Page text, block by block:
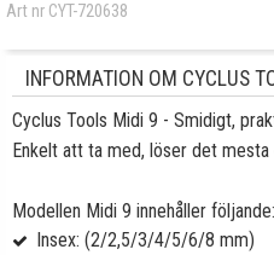
Art nr CYT-720638
INFORMATION OM CYCLUS
Cyclus Tools Midi 9 - Smidigt,
Enkelt att ta med, löser det
Modellen Midi 9 innehåller följande:
Insex: (2/2,5/3/4/5/6/8 mm)